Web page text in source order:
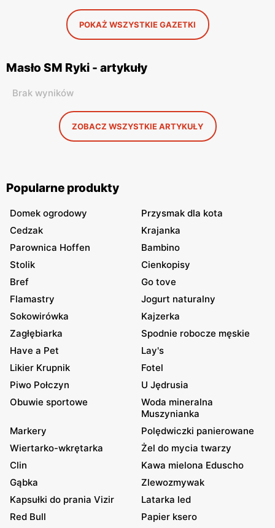
POKAŻ WSZYSTKIE GAZETKI
Masło SM Ryki - artykuły
Brak wyników
ZOBACZ WSZYSTKIE ARTYKUŁY
Popularne produkty
Domek ogrodowy
Przysmak dla kota
Cedzak
Krajanka
Parownica Hoffen
Bambino
Stolik
Cienkopisy
Bref
Go tove
Flamastry
Jogurt naturalny
Sokowirówka
Kajzerka
Zagłębiarka
Spodnie robocze męskie
Have a Pet
Lay's
Likier Krupnik
Fotel
Piwo Połczyn
U Jędrusia
Obuwie sportowe
Woda mineralna
Muszynianka
Markery
Polędwiczki panierowane
Wiertarko-wkrętarka
Żel do mycia twarzy
Clin
Kawa mielona Eduscho
Gąbka
Zlewozmywak
Kapsułki do prania Vizir
Latarka led
Red Bull
Papier ksero